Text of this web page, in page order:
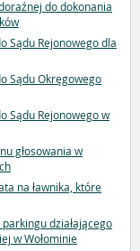
do dokonania
Sądu Rejonowego dla
Sądu Okręgowego
Sądu Rejonowego w
głosowania w
na ławnika, które
działającego
w Wołominie